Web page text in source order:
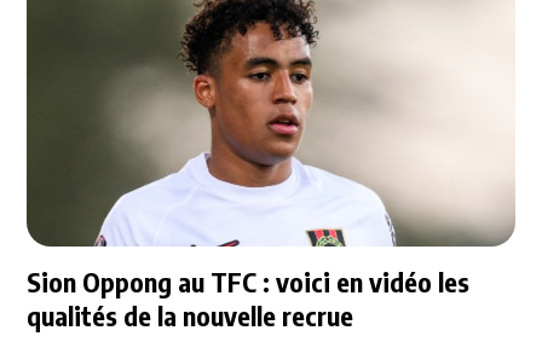
Sion Oppong au TFC : voici en vidéo les
qualités de la nouvelle recrue